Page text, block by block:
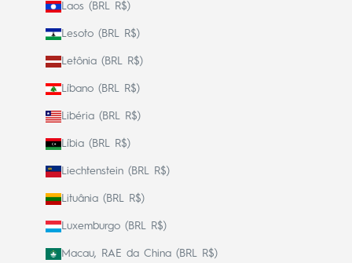
Laos (BRL R$)
Lesoto (BRL R$)
Letônia (BRL R$)
Líbano (BRL R$)
Libéria (BRL R$)
Líbia (BRL R$)
Liechtenstein (BRL R$)
Lituânia (BRL R$)
Luxemburgo (BRL R$)
Macau, RAE da China (BRL R$)